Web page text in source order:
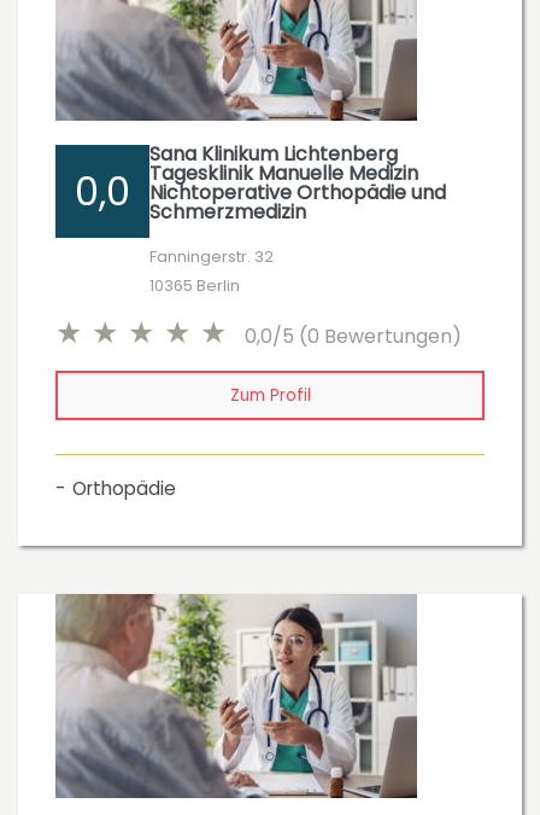
0,0
Sana Klinikum Lichtenberg
Tagesklinik Manuelle Medizin
Nichtoperative Orthopädie und
Schmerzmedizin
Fanningerstr. 32
10365 Berlin
0,0/5 (0 Bewertungen)
Zum Profil
Orthopädie